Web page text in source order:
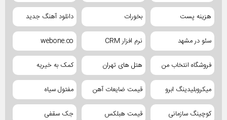
هزینه پست بخورات دانلود آهنگ جدید
سئو در مشهد نرم افزار CRM webone.co
فروشگاه انتخاب من هتل های تهران کمک به خیریه
میکروبلیدینگ ابرو قیمت ضایعات آهن مفتول سیاه
کوچینگ سازمانی قیمت هبلکس جک سقفی